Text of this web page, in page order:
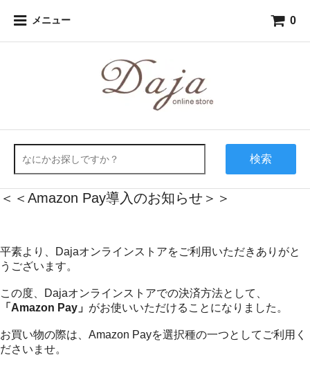
メニュー 0
検索
＜＜Amazon Pay導入のお知らせ＞＞
平素より、Dajaオンラインストアをご利用いただきありがと
うございます。
この度、Dajaオンラインストアでの決済方法として、
「Amazon Pay」 がお使いいただけることになりました。
お買い物の際は、Amazon Payを選択種の一つとしてご利用く
ださいませ。